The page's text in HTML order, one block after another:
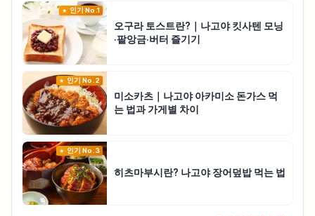
인기 No.1
오구라 토스트란?｜나고야 킷사텐 모닝
·팥앙금·버터 즐기기
인기 No.2
미소카츠｜나고야 아카미소 돈가스 먹
는 법과 가게별 차이
인기 No.3
히츠마부시란? 나고야 장어덮밥 먹는 법